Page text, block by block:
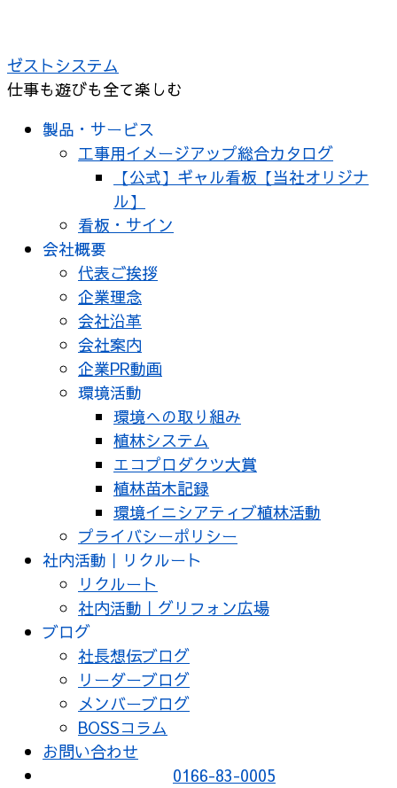
テ
ン
ゼストシステム
仕事も遊びも全て楽しむ
製品・サービス
工事用イメージアップ総合カタログ
【公式】ギャル看板【当社オリジナ
ル】
看板・サイン
会社概要
代表ご挨拶
企業理念
会社沿革
会社案内
企業PR動画
環境活動
環境への取り組み
植林システム
エコプロダクツ大賞
植林苗木記録
環境イニシアティブ植林活動
プライバシーポリシー
社内活動｜リクルート
リクルート
社内活動｜グリフォン広場
ブログ
社長想伝ブログ
リーダーブログ
メンバーブログ
BOSSコラム
お問い合わせ
0166-83-0005